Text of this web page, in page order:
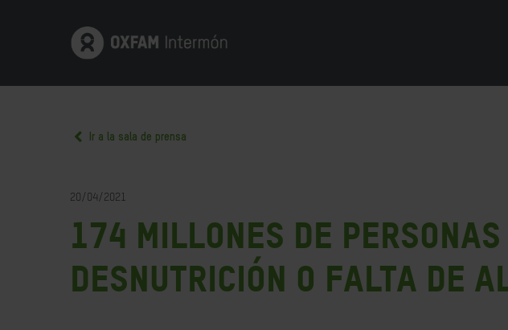
Ir a la sala de prensa
20/04/2021
174 millones de
desnutrición o falta de